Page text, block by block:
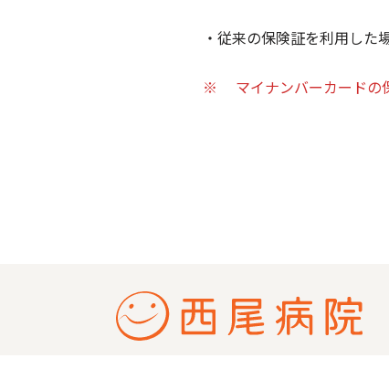
・従来の保険証を利用し
※ マイナンバーカードの